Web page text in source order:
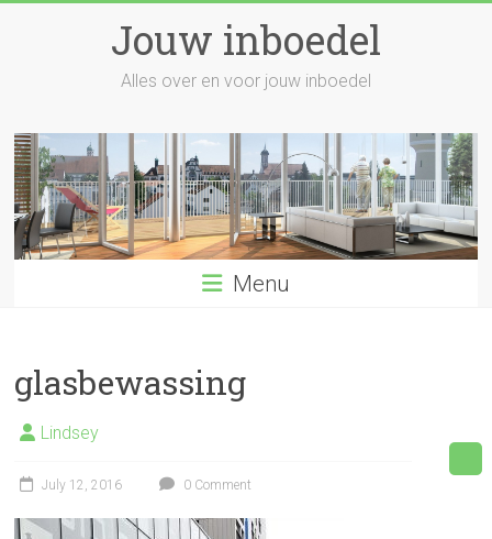
Jouw inboedel
Alles over en voor jouw inboedel
Menu
glasbewassing
Lindsey
July 12, 2016 0 Comment